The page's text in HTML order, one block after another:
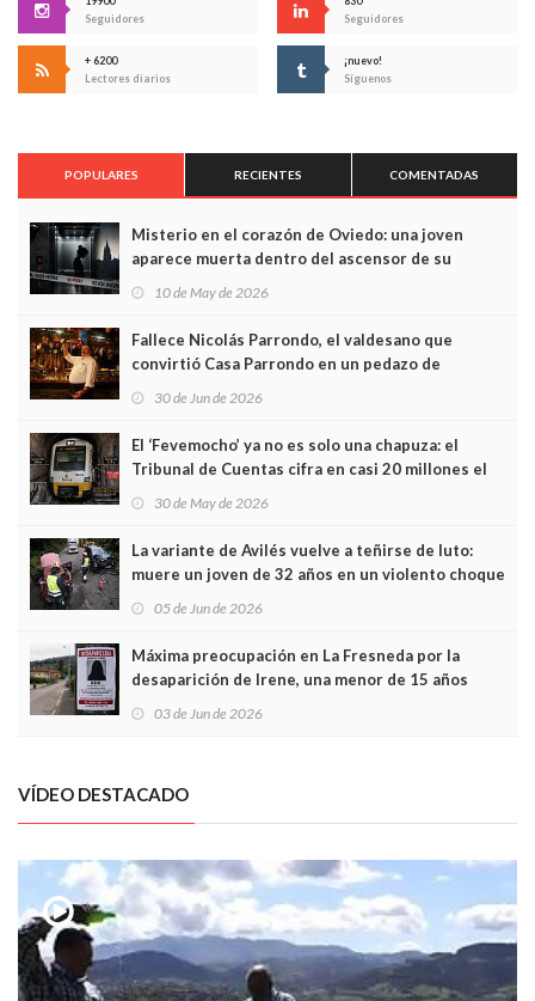
Seguidores
Seguidores
+ 6200
Lectores diarios
¡nuevo!
Síguenos
POPULARES RECIENTES COMENTADAS
Misterio en el corazón de Oviedo: una joven
aparece muerta dentro del ascensor de su
10 de May de 2026
Fallece Nicolás Parrondo, el valdesano que
convirtió Casa Parrondo en un pedazo de
30 de Jun de 2026
El ‘Fevemocho’ ya no es solo una chapuza: el
Tribunal de Cuentas cifra en casi 20 millones el
30 de May de 2026
La variante de Avilés vuelve a teñirse de luto:
muere un joven de 32 años en un violento choque
05 de Jun de 2026
Máxima preocupación en La Fresneda por la
desaparición de Irene, una menor de 15 años
03 de Jun de 2026
VÍDEO DESTACADO